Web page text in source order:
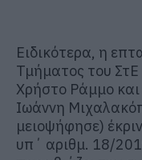
Ειδικότερα, η
Τμήματος του ΣτΕ
Χρήστο Ράμμο
Ιωάννη
μειοψήφησε)
υπ΄ αριθμ. 18/